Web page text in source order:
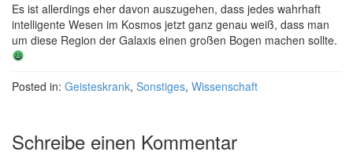
Es ist allerdings eher davon auszugehen, dass jedes wahrhaft
intelligente Wesen im Kosmos jetzt ganz genau weiß, dass man
um diese Region der Galaxis einen großen Bogen machen sollte.
Posted in: Geisteskrank, Sonstiges, Wissenschaft
Schreibe einen Kommentar